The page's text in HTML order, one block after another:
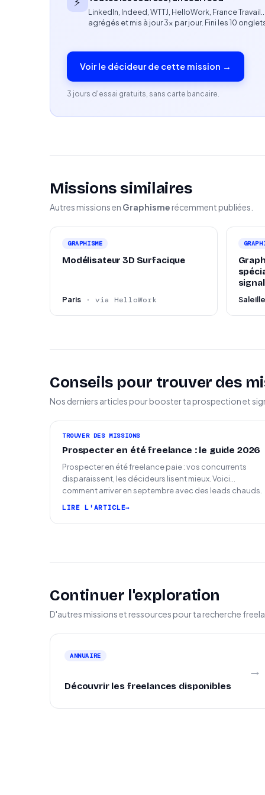
collaborer avec des équipes
l'univers du luxe. Disponibilité à discuter au
LinkedIn, Indeed, WTTJ, HelloWork, France Travail…
agrégés et mis à jour 3× par jour. Fini les 10
Voir le décideur de cette mission →
3 jours d'essai gratuits, sans carte bancaire.
Missions similaires
Autres missions en Graphisme récemment publiées.
GRAPHISME
Modélisateur 3D Surfacique
Paris · via HelloWork
Conseils pour trouver des
Nos derniers articles pour booster ta prospection et
TROUVER DES MISSIONS
Prospecter en été freelance : le guide 2026
Prospecter en été freelance paie : vos concurrents
disparaissent, les décideurs lisent mieux. Voici
comment arriver en septembre avec des leads chauds.
LIRE L'ARTICLE
Continuer l'exploration
D'autres missions et ressources pour ta recherche
ANNUAIRE
Découvrir les freelances disponibles
→